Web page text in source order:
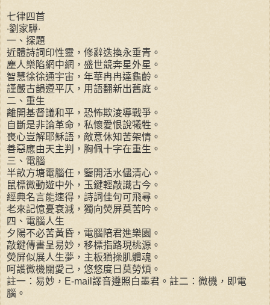
七律四首
‧劉家驊‧
一、探題
近體詩詞印性靈，修辭迭換永垂青。
塵人樂陷網中網，盛世競奔星外星。
智慧徐徐通宇宙，年華冉冉達龜齡。
謹嚴古韻遵平仄，用語翻新出舊庭。
二、重生
離開基督議和平，恐怖欺淩導戰爭。
自斷是非論革命，私懷愛恨說犧牲。
喪心豈解耶穌語，敵意休知苦架情。
善惡應由天主判，胸佩十字在重生。
三、電腦
半畝方塘電腦任，鑒開活水儘清心。
鼠標微動遊中外，玉鍵輕敲識古今。
經典名言能速得，詩詞佳句可飛尋。
老來記憶憂衰減，獨向熒屏莫苦吟。
四、電腦人生
夕陽不必苦黃昏，電腦陪君進樂園。
敲鍵傳書呈易妙，移標指路現桃源。
熒屏似展人生夢，主板猶操肌體魂。
呵護微機關愛己，悠悠度日莫勞煩。
註一：易妙，E-mail譯音遵照白墨君。註二：微機，即電
腦。